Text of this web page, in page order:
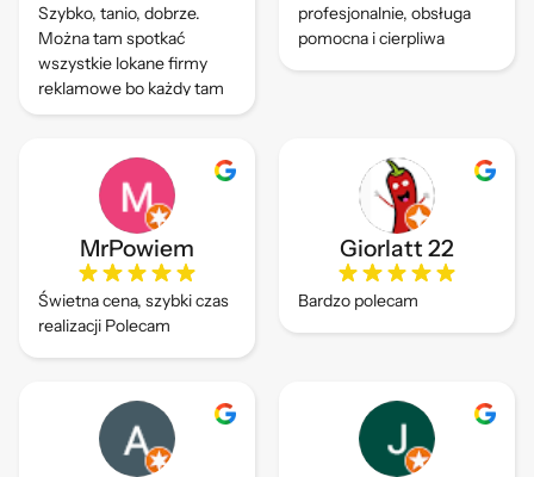
Szybko, tanio, dobrze.
Można tam spotkać
wszystkie lokane firmy
reklamowe bo każdy tam
drukuje.
profesjonalnie, obsługa
pomocna i cierpliwa
MrPowiem
Świetna cena, szybki czas
realizacji Polecam
Giorlatt 22
Bardzo polecam